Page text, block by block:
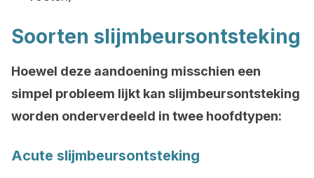
Soorten slijmbeursontsteking
Hoewel deze aandoening misschien een
simpel probleem lijkt kan slijmbeursontsteking
worden onderverdeeld in twee hoofdtypen:
Acute slijmbeursontsteking